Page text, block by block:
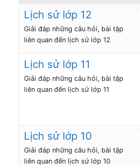
Lịch sử lớp 12
Giải đáp những câu hỏi, bài tập
liên quan đến lịch sử lớp 12
Lịch sử lớp 11
Giải đáp những câu hỏi, bài tập
liên quan đến lịch sử lớp 11
Lịch sử lớp 10
Giải đáp những câu hỏi, bài tập
liên quan đến lịch sử lớp 10